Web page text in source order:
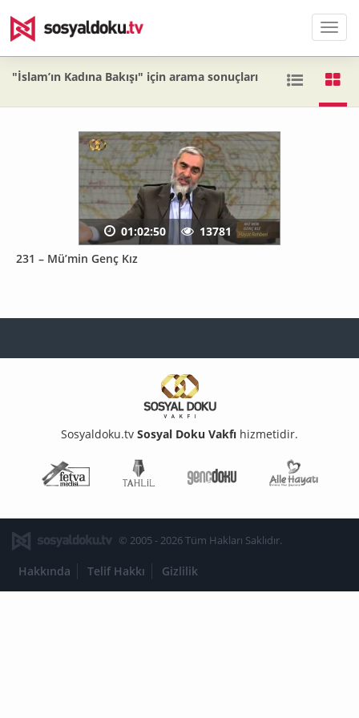
Menü
"İslam’ın Kadına Bakışı" için arama sonuçları
231 – Mü’min Genç Kız
01:02:50 13781
Sosyaldoku.tv Sosyal Doku Vakfı hizmetidir.
Fetva Meclisi
Genç Doku
© 2005 - 2026 Tüm Hakları Saklıdır.
Hakkında Telif Hakkı Gizlilik